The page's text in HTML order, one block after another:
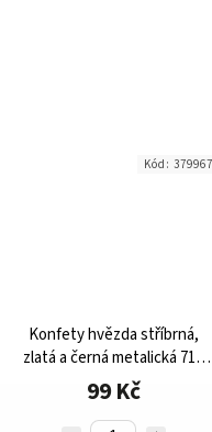
Konfety hvězda stříbrná,
zlatá a černá metalická 71g
velké balení
99 Kč
Kód: 379967